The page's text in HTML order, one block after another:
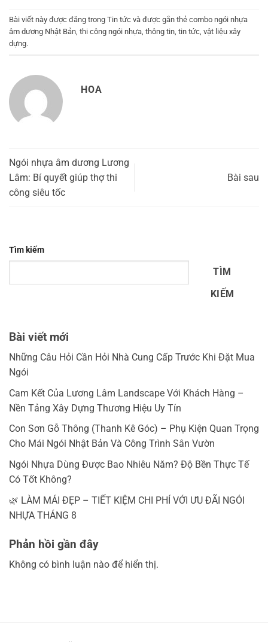
Bài viết này được đăng trong Tin tức và được gắn thẻ combo ngói nhựa
âm dương Nhật Bản, thi công ngói nhựa, thông tin, tin tức, vật liệu xây
dựng.
HOA
Ngói nhựa âm dương Lương
Lâm: Bí quyết giúp thợ thi
công siêu tốc
Bài sau
Tìm kiếm
TÌM
KIẾM
Bài viết mới
Những Câu Hỏi Cần Hỏi Nhà Cung Cấp Trước Khi Đặt Mua
Ngói
Cam Kết Của Lương Lâm Landscape Với Khách Hàng –
Nền Tảng Xây Dựng Thương Hiệu Uy Tín
Con Sơn Gỗ Thông (Thanh Kê Góc) – Phụ Kiện Quan Trọng
Cho Mái Ngói Nhật Bản Và Công Trình Sân Vườn
Ngói Nhựa Dùng Được Bao Nhiêu Năm? Độ Bền Thực Tế
Có Tốt Không?
🌿 LÀM MÁI ĐẸP – TIẾT KIỆM CHI PHÍ VỚI ƯU ĐÃI NGÓI
NHỰA THÁNG 8
Phản hồi gần đây
Không có bình luận nào để hiển thị.